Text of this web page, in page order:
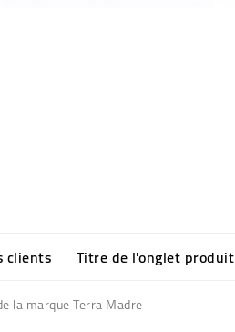
clients Titre de l'onglet produit
la marque Terra Madre